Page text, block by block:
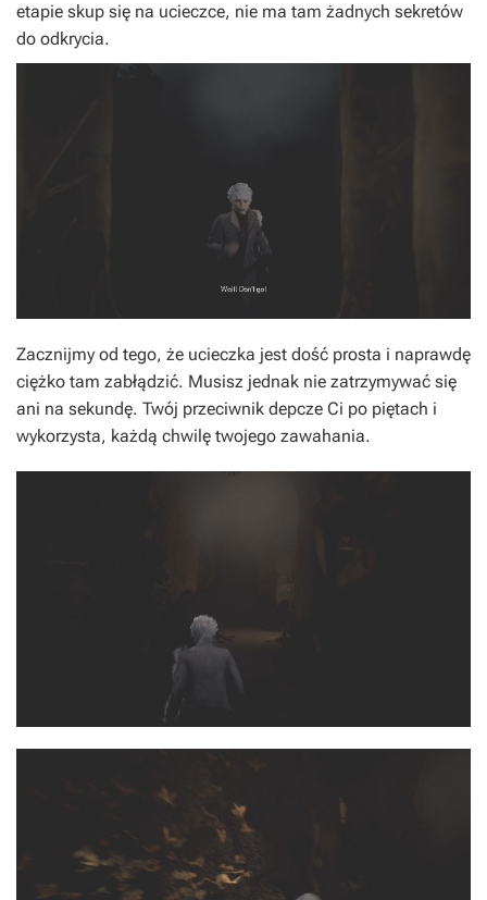
etapie skup się na ucieczce, nie ma tam żadnych sekretów
do odkrycia.
Zacznijmy od tego, że ucieczka jest dość prosta i naprawdę
ciężko tam zabłądzić. Musisz jednak nie zatrzymywać się
ani na sekundę. Twój przeciwnik depcze Ci po piętach i
wykorzysta, każdą chwilę twojego zawahania.